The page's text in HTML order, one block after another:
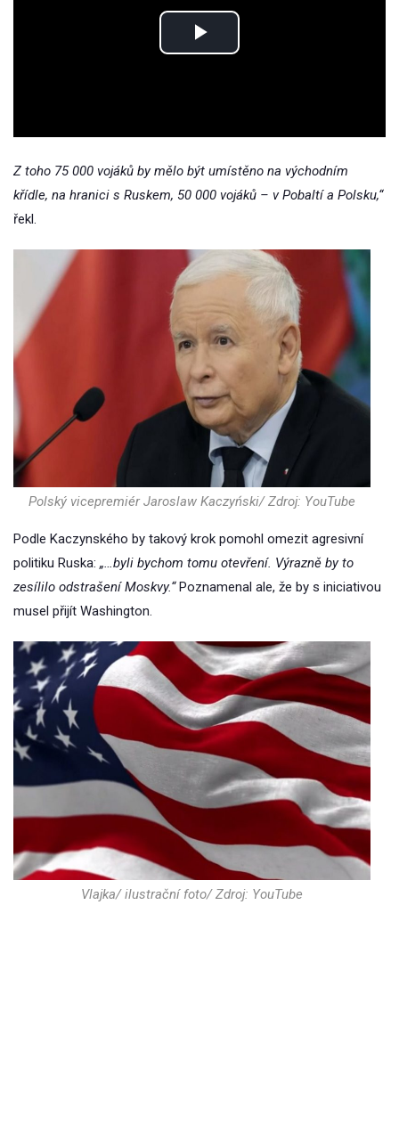
Play
Z toho 75 000 vojáků by mělo být umístěno na východním
křídle, na hranici s Ruskem, 50 000 vojáků – v Pobaltí a Polsku,“
řekl.
Polský vicepremiér Jaroslaw Kaczyński/ Zdroj: YouTube
Podle Kaczynského by takový krok pomohl omezit agresivní
politiku Ruska: „…byli bychom tomu otevření. Výrazně by to
zesílilo odstrašení Moskvy.“Poznamenal ale, že by s iniciativou
musel přijít Washington.
Vlajka/ ilustrační foto/ Zdroj: YouTube